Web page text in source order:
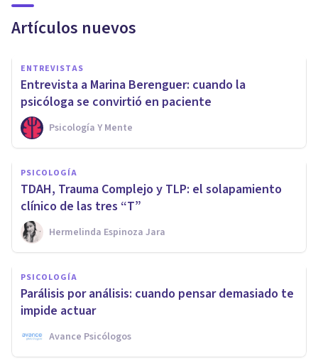
Artículos nuevos
ENTREVISTAS
Entrevista a Marina Berenguer: cuando la
psicóloga se convirtió en paciente
Psicología Y Mente
PSICOLOGÍA
TDAH, Trauma Complejo y TLP: el solapamiento
clínico de las tres “T”
Hermelinda Espinoza Jara
PSICOLOGÍA
Parálisis por análisis: cuando pensar demasiado te
impide actuar
Avance Psicólogos